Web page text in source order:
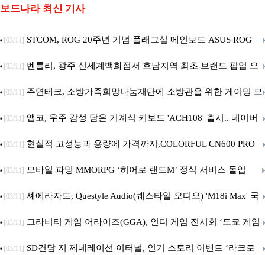
보드나라 최신 기사
[03/11] STCOM, ROG 20주년 기념 플래그십 메인보드 ASUS ROG
Crosshair X870E EDITION 20 국내 출시 예정
[03/11] 벤틀리, 광주 신세계백화점서 호남지역 최초 브랜드 팝업 오
픈
[03/11] 주연테크, 소방가족희망나눔재단에 소방관을 위한 게이밍 모
니터·스마트 펫 침대 기부
[03/11] 앱코, 우주 감성 담은 기계식 키보드 'ACH108' 출시.. 네이버
브랜드데이 기획전 진행
[03/11] 현실적 고성능과 용량에 가격까지,COLORFUL CN600 PRO
M.2 NVMe 디앤디컴 1TB
[03/11] 모바일 파밍 MMORPG ‘히어로 랜드M’ 정식 서비스 돌입
[03/11] 셰에라자드, Questyle Audio(퀘스타일 오디오) 'M18i Max' 국
내 정식 출시
[03/11] 그라비티 게임 어라이즈(GGA), 인디 게임 전시회 ‘도쿄 게임
던전 13’ 참가!
[03/11] SD건담 지 제네레이션 이터널, 인기 스토리 이벤트 ‘라크로